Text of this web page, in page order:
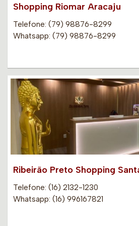
Shopping Riomar Aracaju
Telefone: (79) 98876-8299
Whatsapp: (79) 98876-8299
Ribeirão Preto Shopping
Telefone: (16) 2132-1230
Whatsapp: (16) 996167821